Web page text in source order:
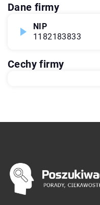
Dane firmy
NIP
1182183833
Cechy firmy